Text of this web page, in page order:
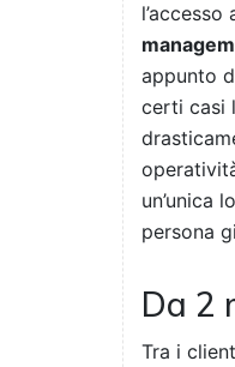
appunto
certi casi
un’unica
persona
Da 2
Tra i